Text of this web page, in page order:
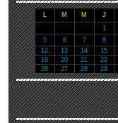
L M M J
1
5
6 7 8
12
13 14 15
19
20 21 22
26
27 28 29